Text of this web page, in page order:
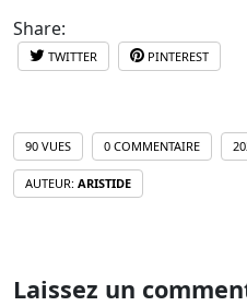
Share:
TWITTER PINTEREST
90 VUES 0 COMMENTAIRE
AUTEUR: ARISTIDE
Laissez un